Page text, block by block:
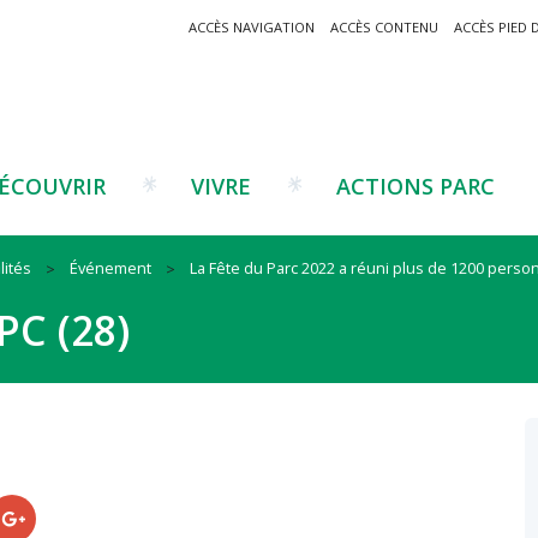
ACCÈS NAVIGATION ACCÈS CONTENU ACCÈS PIED
Patrimoine montagnard
Traditions catalanes
Musées et sites
VIVRE
projet ?
marque Valeurs Parc
ACTIONS PARC
Tourisme
Agriculture
Forêt-bois
Événement La Fête du Parc 2022 a réuni plus de 1200
(28)